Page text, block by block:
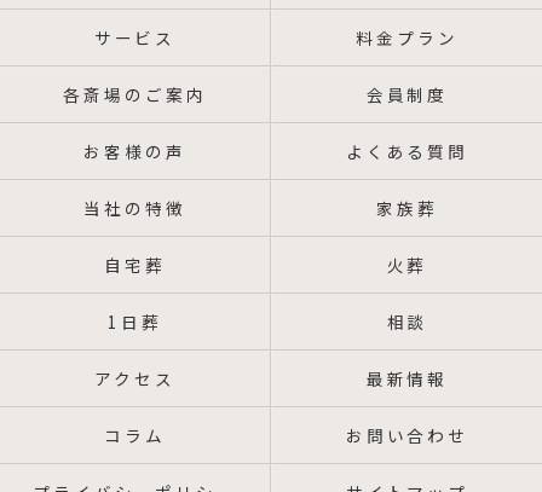
サービス 料金プラン
各斎場のご案内 会員制度
お客様の声 よくある質問
当社の特徴 家族葬
自宅葬 火葬
1日葬 相談
アクセス 最新情報
コラム お問い合わせ